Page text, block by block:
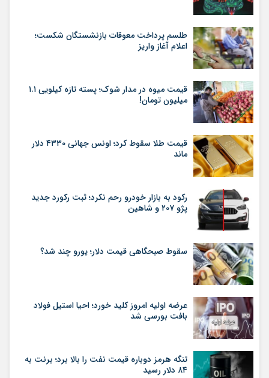
طلسم پرداخت معوقات بازنشستگان شکست؛
اعلام آغاز واریز
قیمت میوه در مدار شوک؛ پسته تازه کیلویی ۱.۱
میلیون تومان!
قیمت طلا سقوط کرد؛ اونس جهانی ۴۳۳۰ دلار
ماند
رکود به بازار خودرو رحم نکرد؛ ثبت رکورد جدید
پژو ۲۰۷ و شاهین
سقوط صبحگاهی قیمت دلار؛ یورو چند شد؟
عرضه اولیه امروز کلید خورد؛ احیا استیل فولاد
بافت بورسی شد
تنگه هرمز دوباره قیمت نفت را بالا برد؛ برنت به
۸۴ دلار رسید